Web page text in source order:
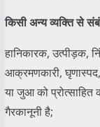
किसी अन्य व्यक्ति से
हानिकारक, उत्पीड़क,
आक्रमणकारी,
या जुआ को प्रोत्साहित
गैरकानूनी है;